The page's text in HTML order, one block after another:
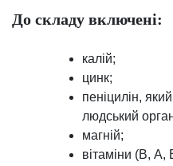
До складу включені:
калій;
цинк;
пеніцилін,
людський
магній;
вітаміни (В,